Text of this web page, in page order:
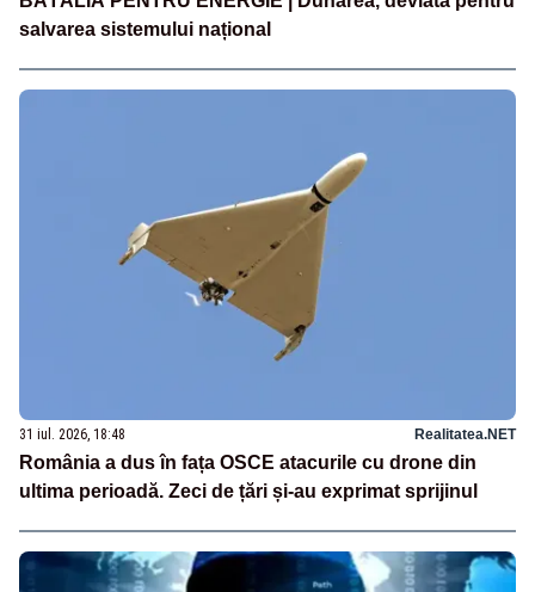
salvarea sistemului național
31 iul. 2026, 18:48 Realitatea.NET
România a dus în fața OSCE atacurile cu drone din
ultima perioadă. Zeci de țări și-au exprimat sprijinul